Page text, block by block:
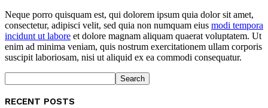
Neque porro quisquam est, qui dolorem ipsum quia dolor sit amet,
consectetur, adipisci velit, sed quia non numquam eius modi tempora
incidunt ut labore et dolore magnam aliquam quaerat voluptatem. Ut
enim ad minima veniam, quis nostrum exercitationem ullam corporis
suscipit laboriosam, nisi ut aliquid ex ea commodi consequatur.
RECENT POSTS